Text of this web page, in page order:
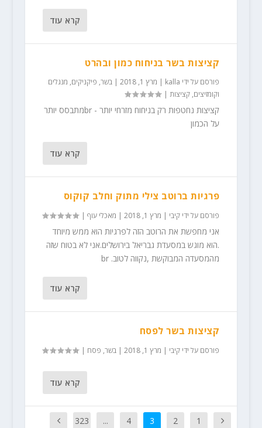
קרא עוד
קציצות בשר בניחוח כמון ובהרט
פורסם על ידי kalla
| מרץ 1, 2018 | בשר, פיקניקים, מנגלים
וקומזיצים, קציצות|
קציצות נחטפות רק בניחוח מזרחי יותר - brמתבסס יותר
על הכמון
קרא עוד
פרגיות ברוטב צילי מתוק וחלב קוקוס
פורסם על ידי קיבי | מרץ 1, 2018 | מאכלי עוף|
אני מחפשת את הרוטב הזה לפרגיות הוא ממש מיוחד
.הוא מוגש במסעדת גבריאל בירושלים.אני לא בטוח שזה
מהמסעדה המבוקשת ,נקווה לטוב. br
קרא עוד
קציצות בשר לפסח
פורסם על ידי קיבי | מרץ 1, 2018 | בשר, פסח |
קרא עוד
1
2
3
4
...
323